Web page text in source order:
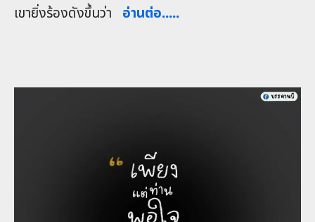
เขายิ่งร้องดังขึ้นว่า
อ่านต่อ.....